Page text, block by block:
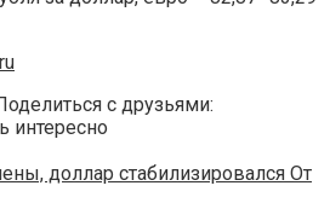
с друзьями:
интересно
доллар стабилизировался От